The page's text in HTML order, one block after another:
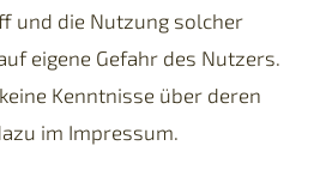
und die Nutzung solcher
eigene Gefahr des Nutzers.
Kenntnisse über deren
im Impressum.